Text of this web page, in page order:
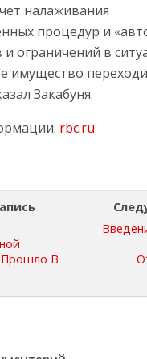
налаживания
процедур и
и ограничений в
имущество
Закабуня.
rbc.ru
Прошло В